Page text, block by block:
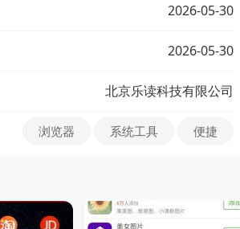
2026-05-30
2026-05-30
北京乐读科技有限公司
浏览器 系统工具 便捷